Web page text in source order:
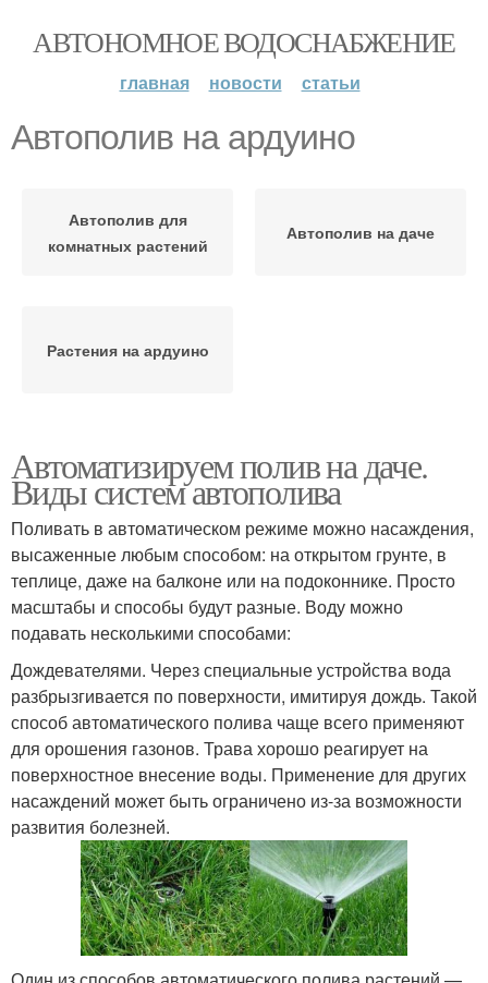
АВТОНОМНОЕ ВОДОСНАБЖЕНИЕ
главная новости статьи
Автополив на ардуино
Автополив для
комнатных растений
Автополив на даче
Растения на ардуино
Автоматизируем полив на даче.
Виды систем автополива
Поливать в автоматическом режиме можно насаждения,
высаженные любым способом: на открытом грунте, в
теплице, даже на балконе или на подоконнике. Просто
масштабы и способы будут разные. Воду можно
подавать несколькими способами:
Дождевателями. Через специальные устройства вода
разбрызгивается по поверхности, имитируя дождь. Такой
способ автоматического полива чаще всего применяют
для орошения газонов. Трава хорошо реагирует на
поверхностное внесение воды. Применение для других
насаждений может быть ограничено из-за возможности
развития болезней.